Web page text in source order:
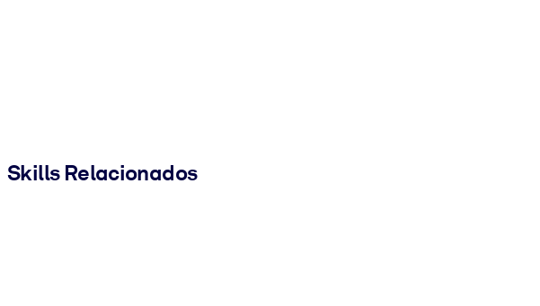
Skills Relacionados